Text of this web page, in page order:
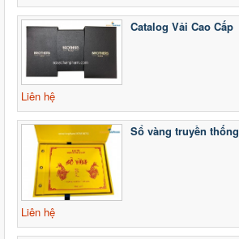
Catalog Vải Cao Cấp
Liên hệ
Sổ vàng truyền thống
Liên hệ